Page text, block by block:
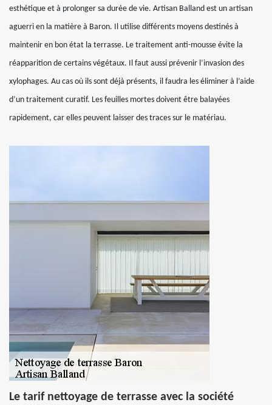
esthétique et à prolonger sa durée de vie. Artisan Balland est un artisan
aguerri en la matière à Baron. Il utilise différents moyens destinés à
maintenir en bon état la terrasse. Le traitement anti-mousse évite la
réapparition de certains végétaux. Il faut aussi prévenir l’invasion des
xylophages. Au cas où ils sont déjà présents, il faudra les éliminer à l’aide
d’un traitement curatif. Les feuilles mortes doivent être balayées
rapidement, car elles peuvent laisser des traces sur le matériau.
Le tarif nettoyage de terrasse avec la société